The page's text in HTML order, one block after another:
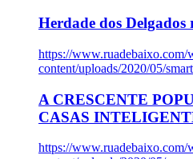
Herdade dos Delgados
https://www.ruadebaixo.com/
content/uploads/2020/05/
A CRESCENTE
CASAS
https://www.ruadebaixo.com/